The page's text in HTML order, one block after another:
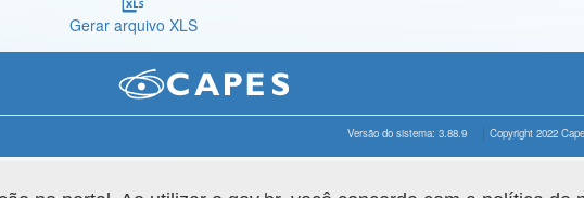
Gerar arquivo XLS
Versão do sistema: 3.88.9 Copyright 2022